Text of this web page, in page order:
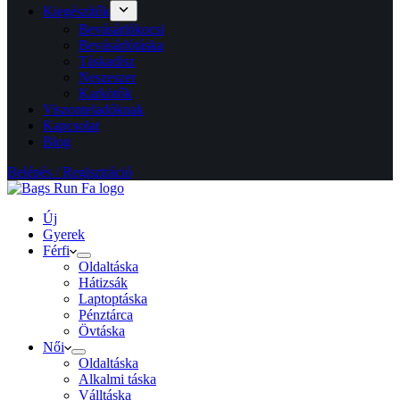
Kiegészítők
Bevásárlókocsi
Bevásárlótáska
Táskadísz
Neszeszer
Karkötők
Viszonteladóknak
Kapcsolat
Blog
Belépés / Regisztráció
Új
Gyerek
Férfi
Oldaltáska
Hátizsák
Laptoptáska
Pénztárca
Övtáska
Női
Oldaltáska
Alkalmi táska
Válltáska